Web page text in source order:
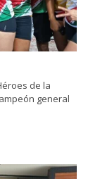
de la
general